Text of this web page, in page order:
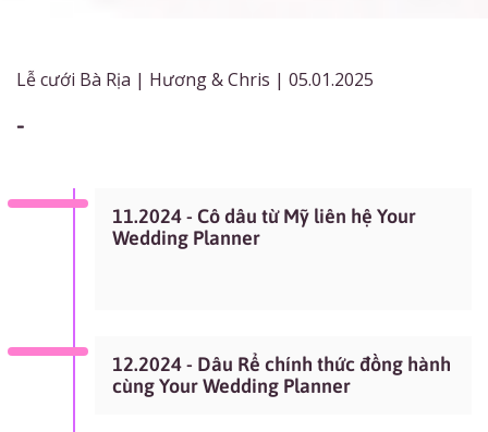
Lễ cưới Bà Rịa | Hương & Chris | 05.01.2025
-
11.2024 - Cô dâu từ Mỹ liên hệ Your
Wedding Planner
12.2024 - Dâu Rể chính thức đồng hành
cùng Your Wedding Planner